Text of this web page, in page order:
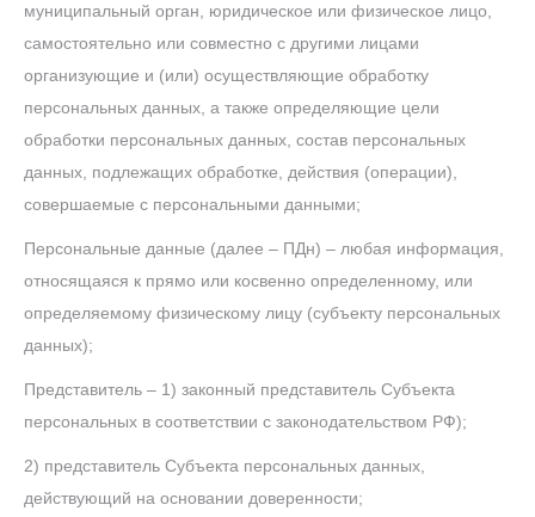
муниципальный орган, юридическое или физическое лицо,
самостоятельно или совместно с другими лицами
организующие и (или) осуществляющие обработку
персональных данных, а также определяющие цели
обработки персональных данных, состав персональных
данных, подлежащих обработке, действия (операции),
совершаемые с персональными данными;
Персональные данные (далее – ПДн) – любая информация,
относящаяся к прямо или косвенно определенному, или
определяемому физическому лицу (субъекту персональных
данных);
Представитель – 1) законный представитель Субъекта
персональных в соответствии с законодательством РФ);
2) представитель Субъекта персональных данных,
действующий на основании доверенности;